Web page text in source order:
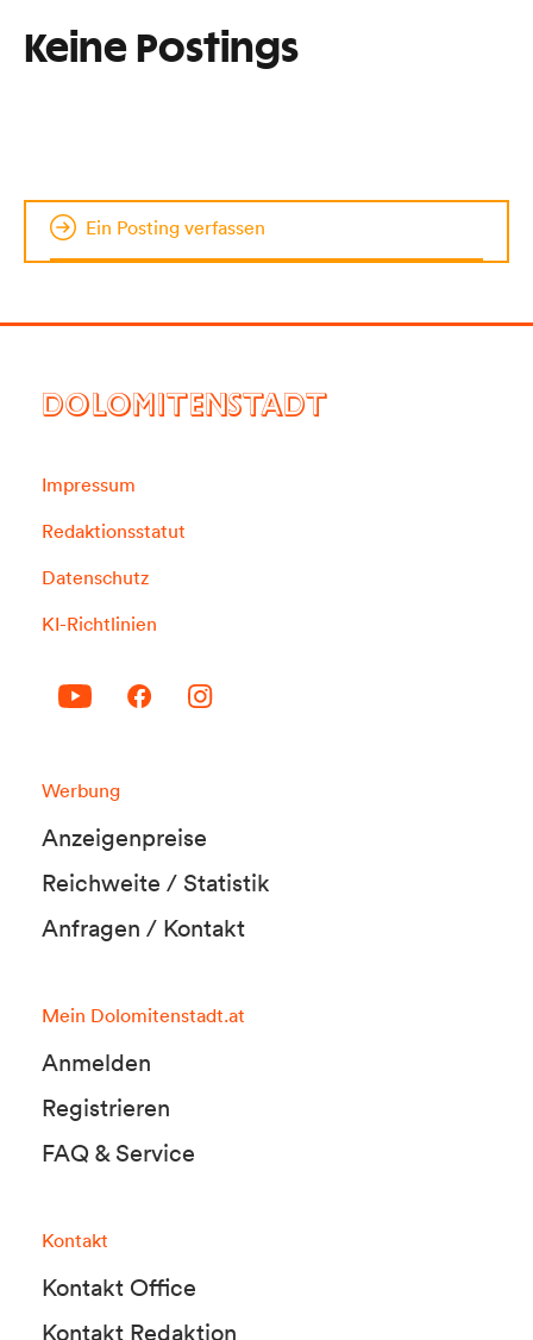
Keine Postings
Ein Posting verfassen
DOLOMITENSTADT
Impressum
Redaktionsstatut
Datenschutz
KI-Richtlinien
Werbung
Anzeigenpreise
Reichweite / Statistik
Anfragen / Kontakt
Mein Dolomitenstadt.at
Anmelden
Registrieren
FAQ & Service
Kontakt
Kontakt Office
Kontakt Redaktion